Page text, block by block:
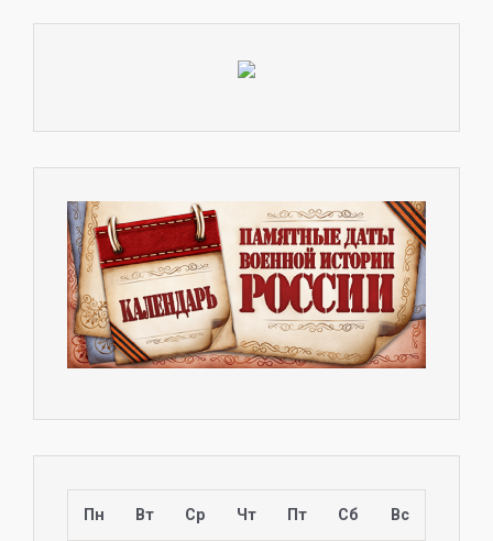
Пн Вт Ср Чт Пт Сб Вс